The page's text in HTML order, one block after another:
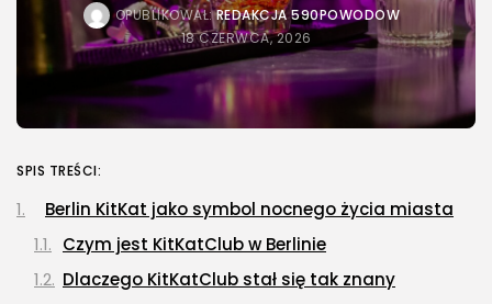
SZUKAJ
NAJNOWSZE
Dom i Ogród
BBQ w...
OPUBLIKOWAŁ:REDAKCJA 590POWODOW
18 CZERWCA, 2026
SPIS TREŚCI:
Berlin KitKat jako symbol nocnego życia miasta
Czym jest KitKatClub w Berlinie
Dlaczego KitKatClub stał się tak znany